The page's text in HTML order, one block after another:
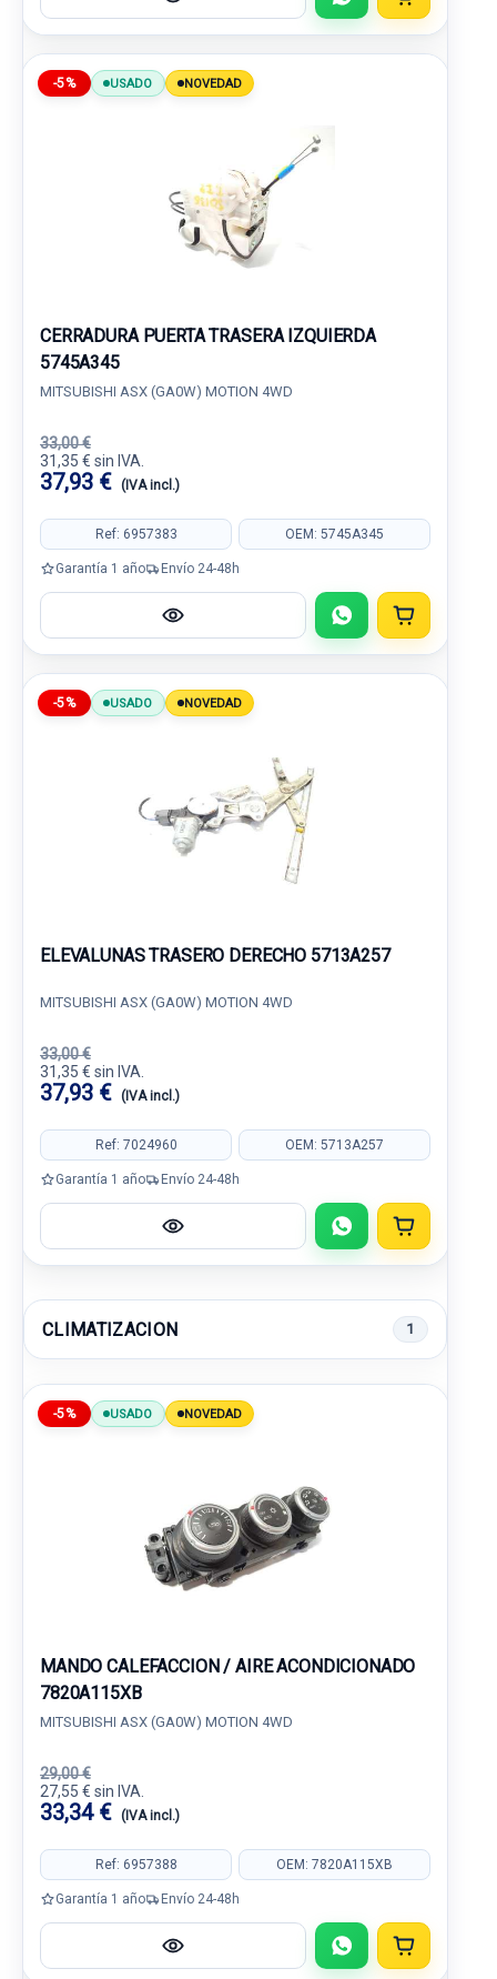
-5% USADO NOVEDAD
CERRADURA PUERTA TRASERA IZQUIERDA
5745A345
MITSUBISHI ASX (GA0W) MOTION 4WD
33,00 €
31,35 € sin IVA.
37,93 € (IVA incl.)
Ref: 6957383 OEM: 5745A345
Garantía 1 año Envío 24-48h
-5% USADO NOVEDAD
ELEVALUNAS TRASERO DERECHO 5713A257
MITSUBISHI ASX (GA0W) MOTION 4WD
33,00 €
31,35 € sin IVA.
37,93 € (IVA incl.)
Ref: 7024960 OEM: 5713A257
Garantía 1 año Envío 24-48h
CLIMATIZACION 1
-5% USADO NOVEDAD
MANDO CALEFACCION / AIRE ACONDICIONADO
7820A115XB
MITSUBISHI ASX (GA0W) MOTION 4WD
29,00 €
27,55 € sin IVA.
33,34 € (IVA incl.)
Ref: 6957388 OEM: 7820A115XB
Garantía 1 año Envío 24-48h